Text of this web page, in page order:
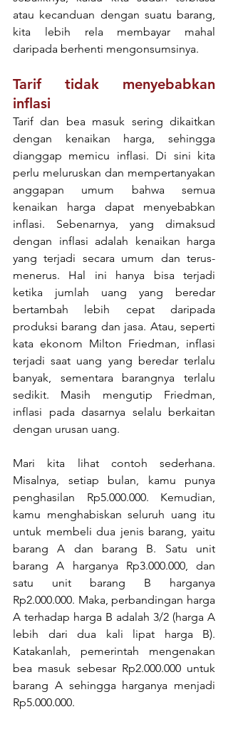
atau kecanduan dengan suatu barang,
kita lebih rela membayar mahal
daripada berhenti mengonsumsinya.
Tarif tidak menyebabkan
inflasi
Tarif dan bea masuk sering dikaitkan
dengan kenaikan harga, sehingga
dianggap memicu inflasi. Di sini kita
perlu meluruskan dan mempertanyakan
anggapan umum bahwa semua
kenaikan harga dapat menyebabkan
inflasi. Sebenarnya, yang dimaksud
dengan inflasi adalah kenaikan harga
yang terjadi secara umum dan terus-
menerus. Hal ini hanya bisa terjadi
ketika jumlah uang yang beredar
bertambah lebih cepat daripada
produksi barang dan jasa. Atau, seperti
kata ekonom Milton Friedman, inflasi
terjadi saat uang yang beredar terlalu
banyak, sementara barangnya terlalu
sedikit. Masih mengutip Friedman,
inflasi pada dasarnya selalu berkaitan
dengan urusan uang.
Mari kita lihat contoh sederhana.
Misalnya, setiap bulan, kamu punya
penghasilan Rp5.000.000. Kemudian,
kamu menghabiskan seluruh uang itu
untuk membeli dua jenis barang, yaitu
barang A dan barang B. Satu unit
barang A harganya Rp3.000.000, dan
satu unit barang B harganya
Rp2.000.000. Maka, perbandingan harga
A terhadap harga B adalah 3/2 (harga A
lebih dari dua kali lipat harga B).
Katakanlah, pemerintah mengenakan
bea masuk sebesar Rp2.000.000 untuk
barang A sehingga harganya menjadi
Rp5.000.000.